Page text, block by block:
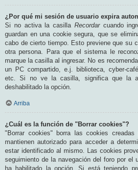
¿Por qué mi sesión de usuario expira
Si no activa la casilla Recordarcuando
guardan en una cookie segura, que se
cabo de cierto tiempo. Esto previene que su
otra persona. Para que el sistema le
marque la casilla al ingresar. No es
un PC compartido, e.j. biblioteca, cyber-
etc. Si no ve la casilla, significa que la
deshabilitado la opción.
Arriba
¿Cuál es la función de "Borrar cookies"?
"Borrar cookies" borra las cookies
mantienen autorizado para acceder a
estar identificado al mismo. Las cookies
seguimiento de la navegación del foro por el
ha habilitado la opción. Si está teniendo